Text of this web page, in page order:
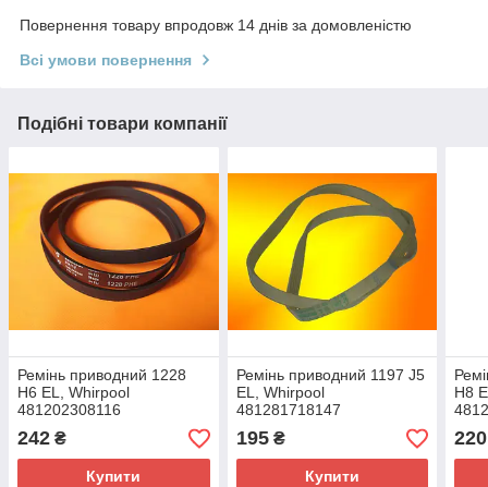
Повернення товару впродовж 14 днів за домовленістю
Всі умови повернення
Подібні товари компанії
Ремінь приводний 1228
H6 EL, Whirpool
481202308116
242 ₴
Купити
Ремінь приводний 1197 J5
EL, Whirpool
481281718147
(481235818161)
195₴
Купити
H8
220